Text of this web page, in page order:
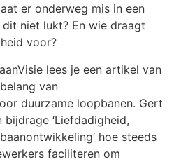
er onderweg mis in een
niet lukt? En wie draagt
voor?
lees je een artikel van
van
duurzame loopbanen. Gert
‘Liefdadigheid,
hoe steeds
faciliteren om